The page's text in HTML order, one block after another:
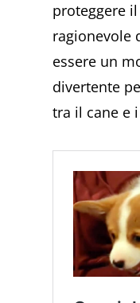
proteggere
ragionevole
essere un
divertente
tra il cane e